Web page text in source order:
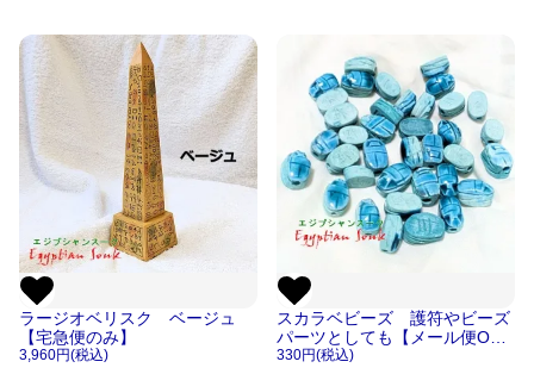
ラージオベリスク ベージュ
【宅急便のみ】
3,960円(税込)
スカラベビーズ 護符やビーズ
パーツとしても【メール便OK
】
330円(税込)